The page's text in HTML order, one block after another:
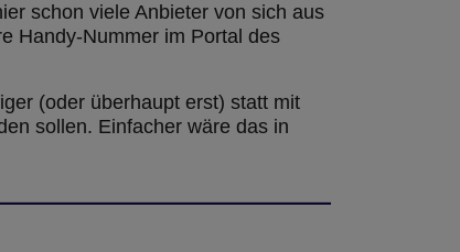
schon viele Anbieter von sich aus
Handy-Nummer im Portal des
(oder überhaupt erst) statt mit
sollen. Einfacher wäre das in